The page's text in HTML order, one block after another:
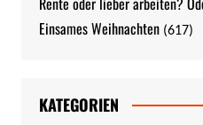
Einsames Weihnachten (617)
KATEGORIEN